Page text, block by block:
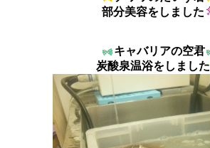
部分美容をしました
キャバリアの空君
炭酸泉温浴をしました